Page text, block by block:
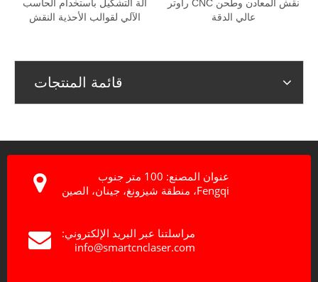
نقش المعادن وطحن CNC راوتر
عالي الدقة
آلة التشكيل باستخدام الحاسب
الآلي لقوالب الأحذية النقش
قائمة المنتجات
عنوان المصنع: 100 متر جنوب
Fengqi، منطقة شيزونغ، جينان، الصين
مراسلتنا عبر البريد الإلكتروني:
info@smartcnclaser.com